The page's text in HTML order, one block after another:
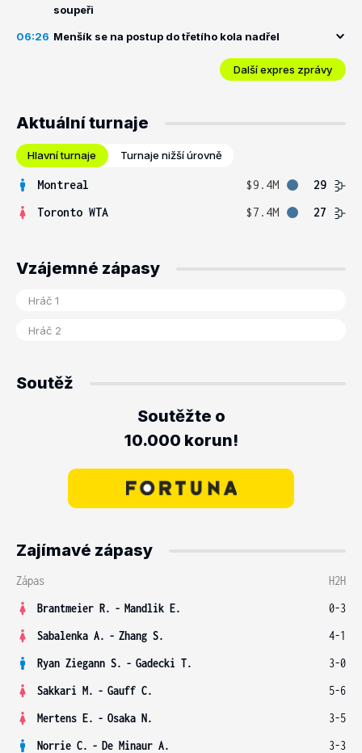
soupeři
06:26 Menšík se na postup do třetího kola nadřel
Další expres zprávy
Aktuální turnaje
Hlavní turnaje Turnaje nižší úrovně
Montreal $9.4M
29
Toronto WTA
$7.4M 27
Vzájemné zápasy
Soutěž
Soutěžte o
10.000 korun!
Zajímavé zápasy
Zápas
H2H
Brantmeier R. - Mandlik E.
0-3
Sabalenka A. - Zhang S.
4-1
Ryan Ziegann S. - Gadecki T.
3-0
Sakkari M. - Gauff C.
5-6
Mertens E. - Osaka N.
3-5
Norrie C. - De Minaur A. 3-3